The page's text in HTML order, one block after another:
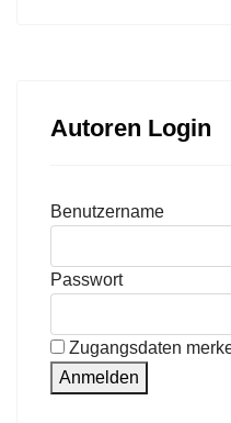
Autoren Login
Benutzername
Passwort
Zugangsdaten
Anmelden